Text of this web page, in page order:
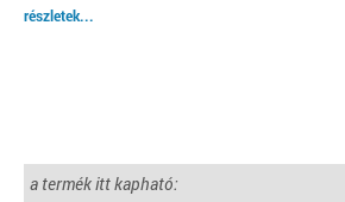
részletek...
a termék itt kapható: